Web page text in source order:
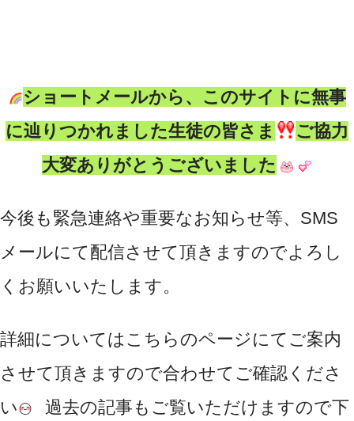
ショートメールから、このサイトに無事
に辿りつかれました生徒の皆さま
ご協力
大変ありがとうございました
今後も緊急連絡や重要なお知らせ等、SMS
メールにて配信させて頂きますのでよろし
くお願いいたします。
詳細についてはこちらのページにてご案内
させて頂きますので合わせてご確認くださ
い
過去の記事もご覧いただけますので下